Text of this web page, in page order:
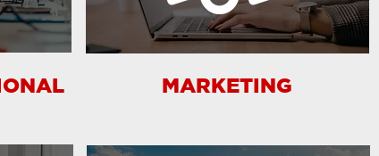
MARKETING